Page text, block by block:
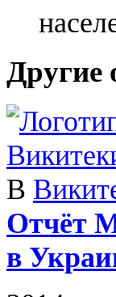
Другие
В
Отчёт
в